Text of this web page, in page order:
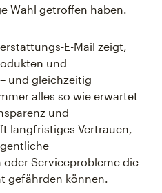
Wahl getroffen haben.
E-Mail zeigt,
und
und gleichzeitig
alles so wie erwartet
und
langfristiges Vertrauen,
Serviceprobleme die
gefährden können.